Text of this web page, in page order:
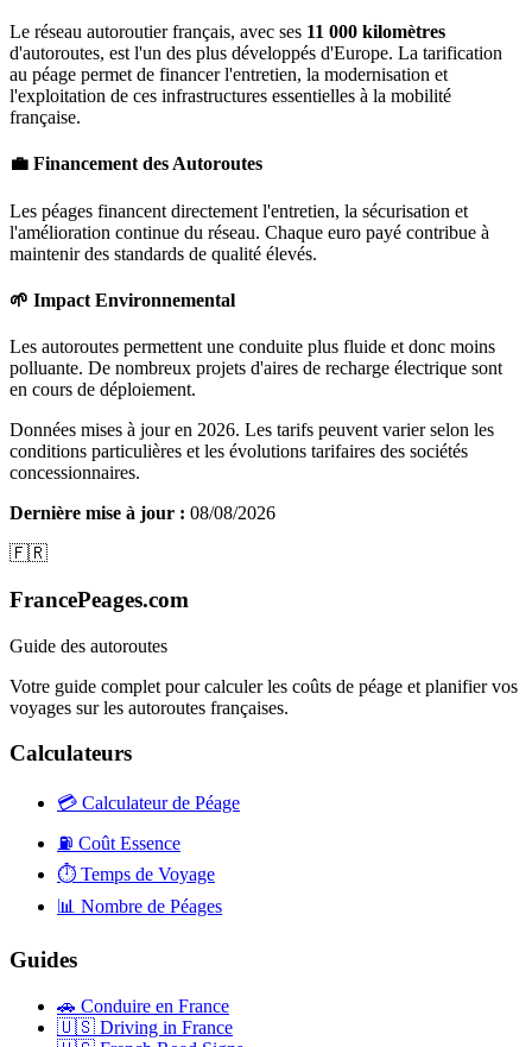
Le réseau autoroutier français, avec ses 11 000 kilomètres
d'autoroutes, est l'un des plus développés d'Europe. La tarification
au péage permet de financer l'entretien, la modernisation et
l'exploitation de ces infrastructures essentielles à la mobilité
française.
💼 Financement des Autoroutes
Les péages financent directement l'entretien, la sécurisation et
l'amélioration continue du réseau. Chaque euro payé contribue à
maintenir des standards de qualité élevés.
🌱 Impact Environnemental
Les autoroutes permettent une conduite plus fluide et donc moins
polluante. De nombreux projets d'aires de recharge électrique sont
en cours de déploiement.
Données mises à jour en 2026. Les tarifs peuvent varier selon les
conditions particulières et les évolutions tarifaires des sociétés
concessionnaires.
Dernière mise à jour : 08/08/2026
🇫🇷
FrancePeages.com
Guide des autoroutes
Votre guide complet pour calculer les coûts de péage et planifier vos
voyages sur les autoroutes françaises.
Calculateurs
💳 Calculateur de Péage
⛽ Coût Essence
⏱️ Temps de Voyage
📊 Nombre de Péages
Guides
🚗 Conduire en France
🇺🇸 Driving in France